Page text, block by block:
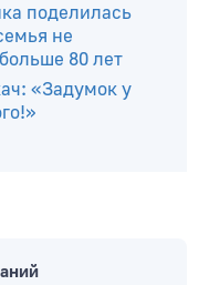
поделилась
не
80 лет
«Задумок у